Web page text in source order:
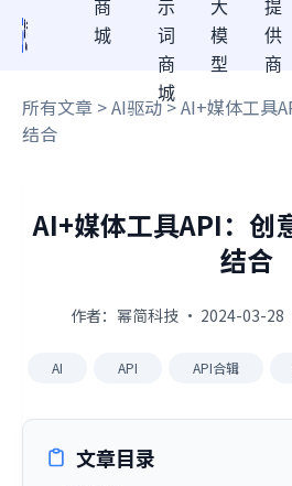
商
城
示
词
商
城
大
模
型
提
供
商
所有文章 >AI驱动> AI+媒体工具
结合
AI+媒体工具API：创
结合
作者：幂简科技 · 2024-03-28
AI API API合辑
文章目录